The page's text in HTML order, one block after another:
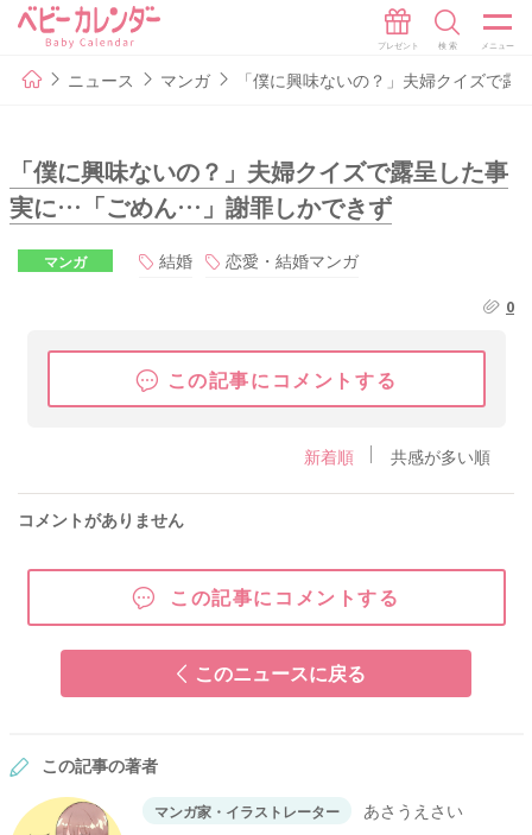
ニュース マンガ 「僕に興味ないの？」夫婦クイズで
「僕に興味ないの？」夫婦クイズで露呈した事
実に…「ごめん…」謝罪しかできず
マンガ 結婚 恋愛・結婚マンガ
0
この記事にコメントする
新着順 共感が多い順
コメントがありません
この記事にコメントする
このニュースに戻る
この記事の著者
マンガ家・イラストレーター あさうえさい